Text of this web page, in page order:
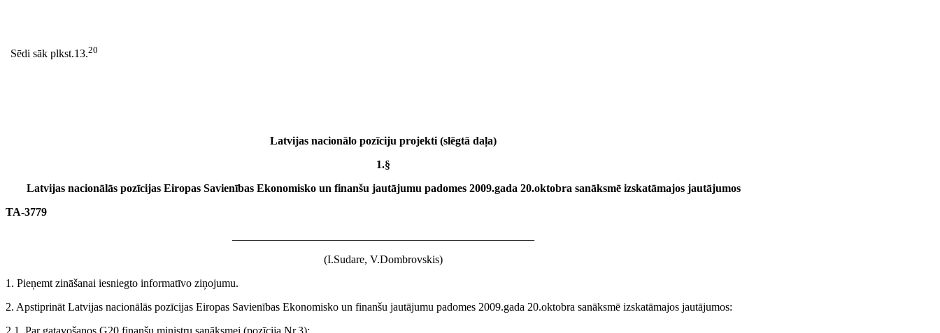
Sēdi sāk plkst.13.20
Latvijas nacionālo pozīciju projekti (slēgtā daļa)
1.§
Latvijas nacionālās pozīcijas Eiropas Savienības Ekonomisko un finanšu jautājumu padomes 2009.gada 20.oktobra sanāksmē izskatāmajos jautājumos
TA-3779
(I.Sudare, V.Dombrovskis)
1. Pieņemt zināšanai iesniegto informatīvo ziņojumu.
2. Apstiprināt Latvijas nacionālās pozīcijas Eiropas Savienības Ekonomisko un finanšu jautājumu padomes 2009.gada 20.oktobra sanāksmē izskatāmajos jautājumos:
2.1. Par gatavošanos G20 finanšu ministru sanāksmei (pozīcija Nr.3);